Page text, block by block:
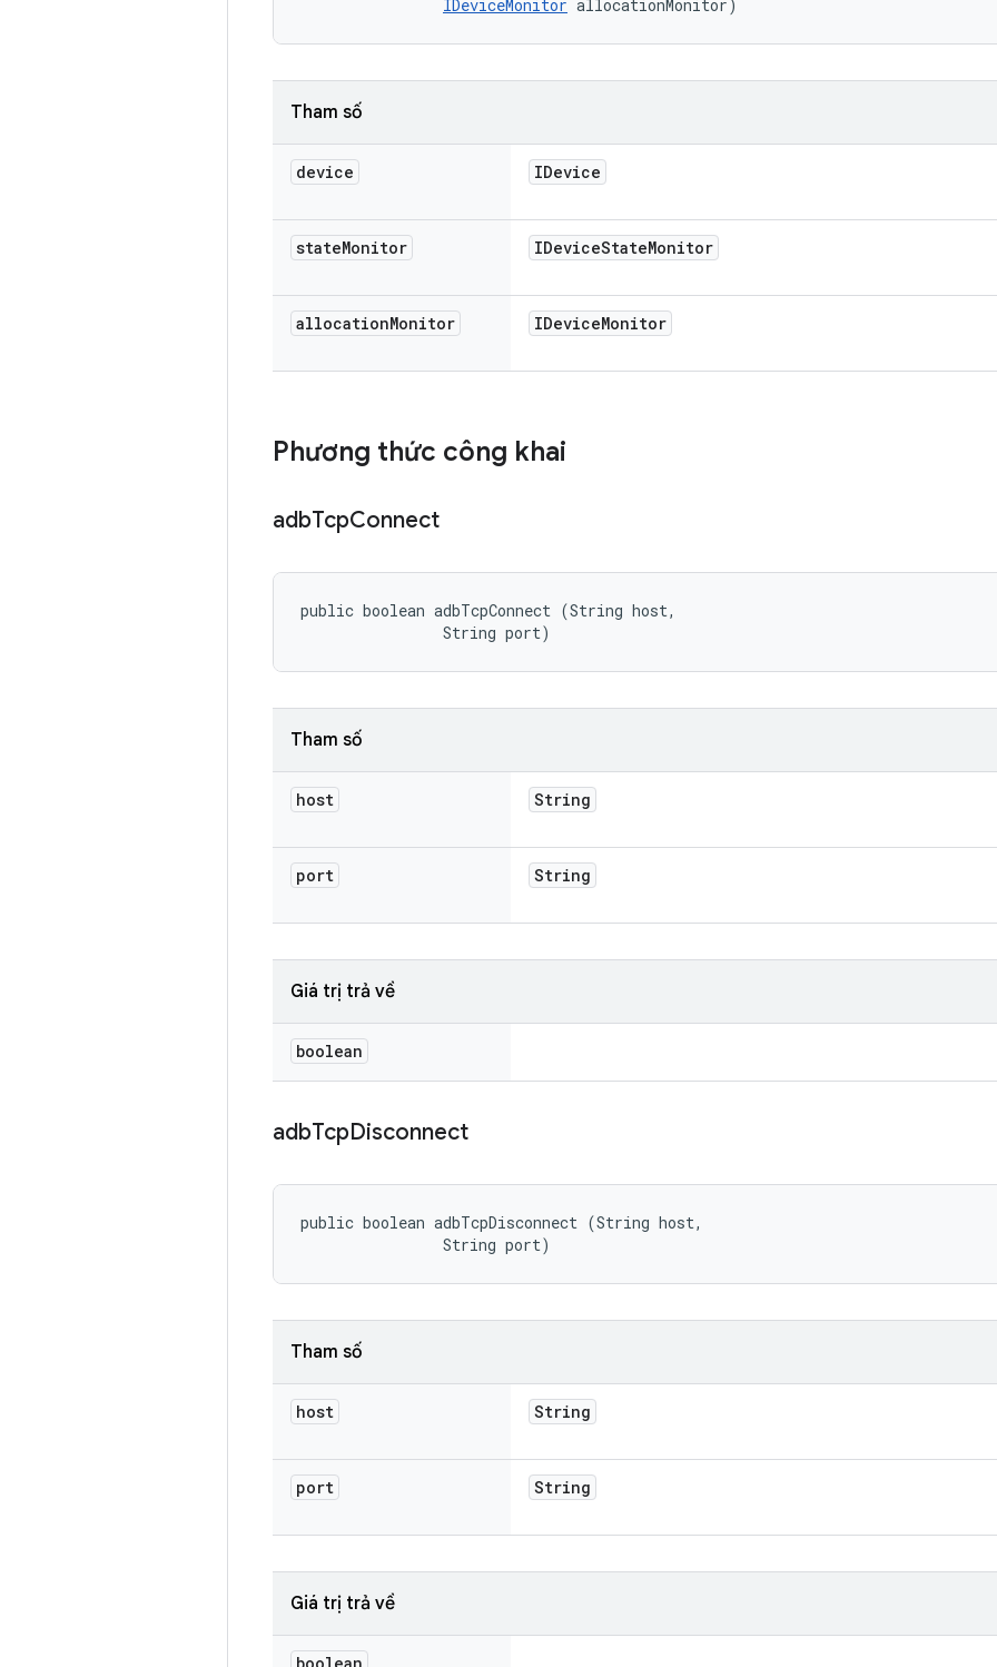
IDeviceMonitor allocationMonitor)
Tham số
device IDevice
stateMonitor IDeviceStateMonitor
allocationMonitor IDeviceMonitor
Phương thức công khai
adbTcpConnect
public boolean adbTcpConnect (String host,
                String port)
Tham số
host String
port String
Giá trị trả về
boolean
adbTcpDisconnect
public boolean adbTcpDisconnect (String host,
                String port)
Tham số
host String
port String
Giá trị trả về